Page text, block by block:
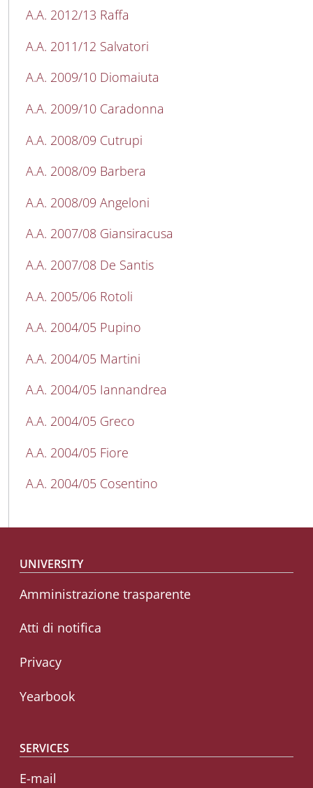
A.A. 2012/13 Raffa
A.A. 2011/12 Salvatori
A.A. 2009/10 Diomaiuta
A.A. 2009/10 Caradonna
A.A. 2008/09 Cutrupi
A.A. 2008/09 Barbera
A.A. 2008/09 Angeloni
A.A. 2007/08 Giansiracusa
A.A. 2007/08 De Santis
A.A. 2005/06 Rotoli
A.A. 2004/05 Pupino
A.A. 2004/05 Martini
A.A. 2004/05 Iannandrea
A.A. 2004/05 Greco
A.A. 2004/05 Fiore
A.A. 2004/05 Cosentino
Footer menu
UNIVERSITY
Amministrazione trasparente
Atti di notifica
Privacy
Yearbook
SERVICES
E-mail